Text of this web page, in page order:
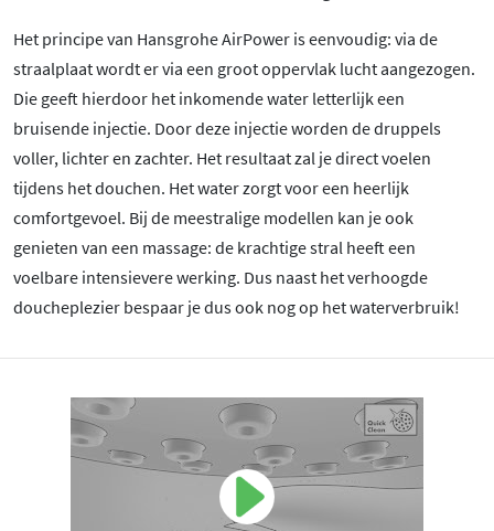
Het principe van Hansgrohe AirPower is eenvoudig: via de
straalplaat wordt er via een groot oppervlak lucht aangezogen.
Die geeft hierdoor het inkomende water letterlijk een
bruisende injectie. Door deze injectie worden de druppels
voller, lichter en zachter. Het resultaat zal je direct voelen
tijdens het douchen. Het water zorgt voor een heerlijk
comfortgevoel. Bij de meestralige modellen kan je ook
genieten van een massage: de krachtige stral heeft een
voelbare intensievere werking. Dus naast het verhoogde
doucheplezier bespaar je dus ook nog op het waterverbruik!